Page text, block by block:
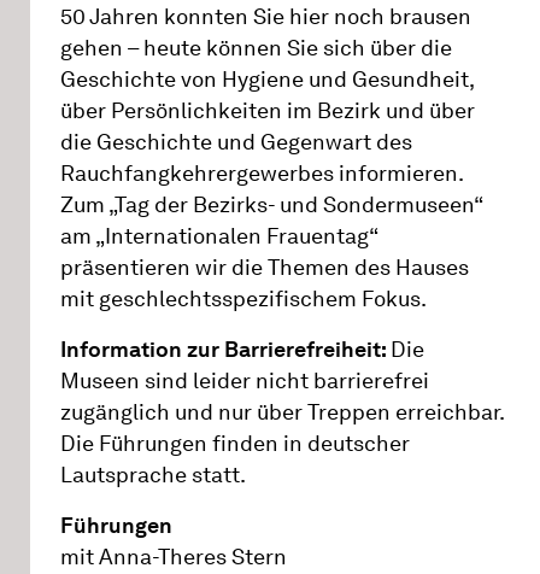
50 Jahren konnten Sie hier noch brausen
gehen – heute können Sie sich über die
Geschichte von Hygiene und Gesundheit,
über Persönlichkeiten im Bezirk und über
die Geschichte und Gegenwart des
Rauchfangkehrergewerbes informieren.
Zum „Tag der Bezirks- und Sondermuseen“
am „Internationalen Frauentag“
präsentieren wir die Themen des Hauses
mit geschlechtsspezifischem Fokus.
Information zur Barrierefreiheit: Die
Museen sind leider nicht barrierefrei
zugänglich und nur über Treppen erreichbar.
Die Führungen finden in deutscher
Lautsprache statt.
Führungen
mit Anna-Theres Stern